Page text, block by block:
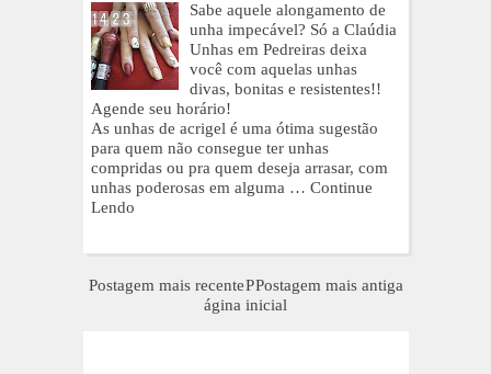
Sabe aquele alongamento de
unha impecável? Só a Claúdia
Unhas em Pedreiras deixa
você com aquelas unhas
divas, bonitas e resistentes!!
Agende seu horário!
As unhas de acrigel é uma ótima sugestão
para quem não consegue ter unhas
compridas ou pra quem deseja arrasar, com
unhas poderosas em alguma … Continue
Lendo
Postagem mais recente Postagem mais antiga
P
ágina inicial